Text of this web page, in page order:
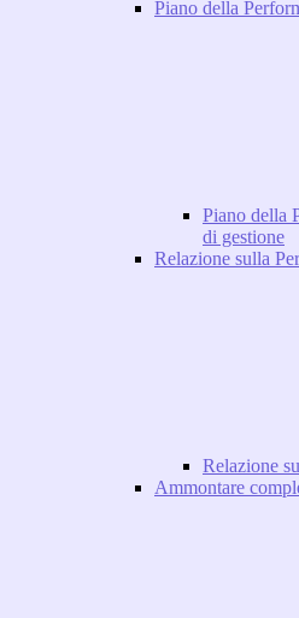
Piano della
Piano della
di gestione
Relazione sulla
Relazione
Ammontare